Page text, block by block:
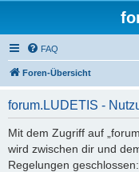
FAQ
Foren-Übersicht
forum.LUDETIS -
Mit dem Zugriff auf
wird zwischen dir und
Regelungen geschlossen: